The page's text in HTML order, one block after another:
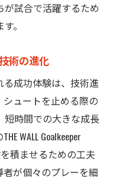
試合で活躍するため
。
術の進化
成功体験は、技術進
ュートを止める際の
短時間での大きな成長
WALL Goalkeeper
積ませるための工夫
が個々のプレーを細